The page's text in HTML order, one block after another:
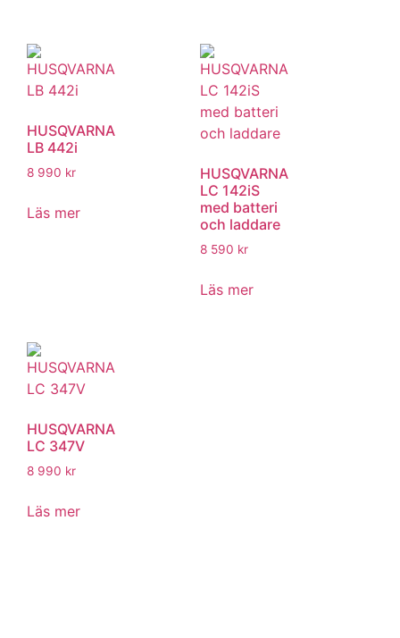
HUSQVARNA
LB 442i
8 990 kr
Läs mer
HUSQVARNA
LC 142iS
med batteri
och laddare
8 590 kr
Läs mer
HUSQVARNA
LC 347V
8 990 kr
Läs mer